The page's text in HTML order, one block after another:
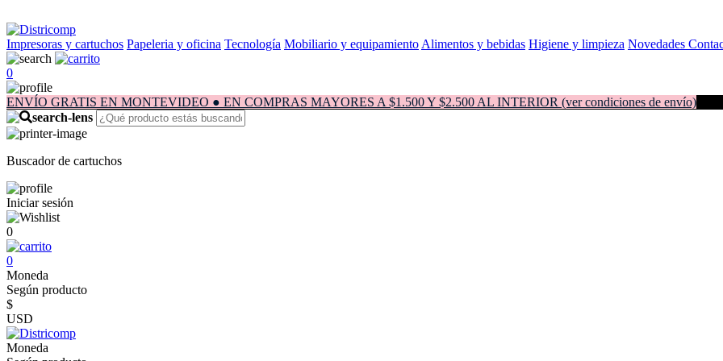
Impresoras y cartuchos Papeleria y oficina Tecnología Mobiliario y equipamiento Alimentos y bebidas Higiene y limpieza Novedades
0
ENVÍO GRATIS EN MONTEVIDEO ● EN COMPRAS MAYORES A $1.500 Y $2.500 AL INTERIOR (ver condiciones de envío)
Buscador de cartuchos
Iniciar sesión
0
0
Moneda
Según producto
$
USD
Moneda